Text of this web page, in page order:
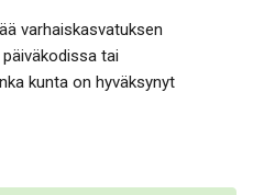
varhaiskasvatuksen
tai
kunta on hyväksynyt